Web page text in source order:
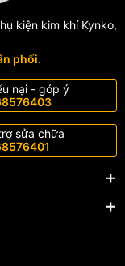
kiện kim khí Kynko,
phối.
nại - góp ý
sửa chữa